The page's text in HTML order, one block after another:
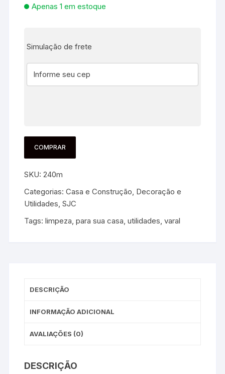
Apenas 1 em estoque
Simulação de frete
COMPRAR
SKU:240m
Categorias:Casa e Construção Decoração e
Utilidades ,SJC
Tags:limpeza ,para sua casa ,utilidades ,varal
DESCRIÇÃO
INFORMAÇÃO ADICIONAL
AVALIAÇÕES (0)
DESCRIÇÃO